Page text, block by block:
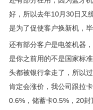
好，所以去年10月30日又
是为了促使客户换新机，
还有部分客户是电签机器
是你之前用的不是国家标
头都被银行拿走了，所以
肯定会涨价，我公司跟拉
0.6%，储蓄卡0.5%，20